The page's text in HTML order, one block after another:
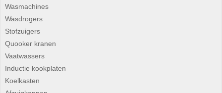
Wasmachines
Wasdrogers
Stofzuigers
Quooker kranen
Vaatwassers
Inductie kookplaten
Koelkasten